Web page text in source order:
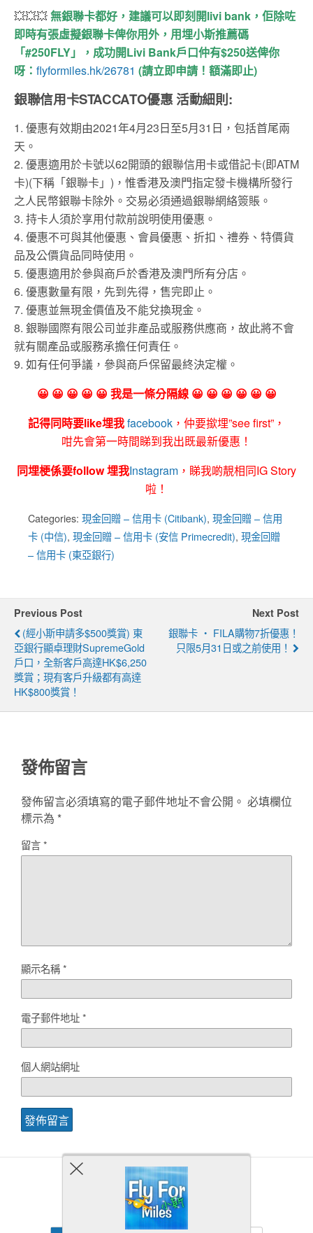
💥💥💥無銀聯卡都好，建議可以即刻開livi bank ，佢除咗
即時有張虛擬銀聯卡俾你用外，用埋小斯推薦碼
「#250FLY」，成功開Livi Bank戶口仲有$250送俾你
呀： flyformiles.hk/26781 (請立即申請！額滿即止)
銀聯信用卡STACCATO優惠 活動細則:
1. 優惠有效期由2021年4月23日至5月31日，包括首尾兩
天。
2. 優惠適用於卡號以62開頭的銀聯信用卡或借記卡(即ATM
卡)(下稱「銀聯卡」)，惟香港及澳門指定發卡機構所發行
之人民幣銀聯卡除外。交易必須通過銀聯網絡簽賬。
3. 持卡人須於享用付款前說明使用優惠。
4. 優惠不可與其他優惠、會員優惠、折扣、禮券、特價貨
品及公價貨品同時使用。
5. 優惠適用於參與商戶於香港及澳門所有分店。
6. 優惠數量有限，先到先得，售完即止。
7. 優惠並無現金價值及不能兌換現金。
8. 銀聯國際有限公司並非產品或服務供應商，故此將不會
就有關產品或服務承擔任何責任。
9. 如有任何爭議，參與商戶保留最終決定權。
😀 😀 😀 😀 😀 我是一條分隔線 😀 😀 😀 😀 😀 😀
記得同時要like埋我facebook ，仲要撳埋”see first”，
咁先會第一時間睇到我出既最新優惠！
同埋梗係要follow 埋我Instagram ，睇我啲靚相同IG Story
啦！
Categories: 現金回贈 – 信用卡 (Citibank), 現金回贈 – 信用
卡 (中信), 現金回贈 – 信用卡 (安信 Primecredit), 現金回贈
– 信用卡 (東亞銀行)
Previous Post
(經小斯申請多$500獎賞) 東
亞銀行顯卓理財SupremeGold
戶口，全新客戶高達HK$6,250
獎賞；現有客戶升級都有高達
HK$800獎賞！
Next Post
銀聯卡 ‧ FILA購物7折優惠！
只限5月31日或之前使用！
發佈留言
發佈留言必須填寫的電子郵件地址不會公開。 必填欄位
標示為 *
留言*
顯示名稱*
電子郵件地址*
個人網站網址
Back to top